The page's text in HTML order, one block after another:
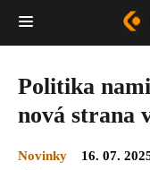
Politika
nová strana
Novinky
16. 07.